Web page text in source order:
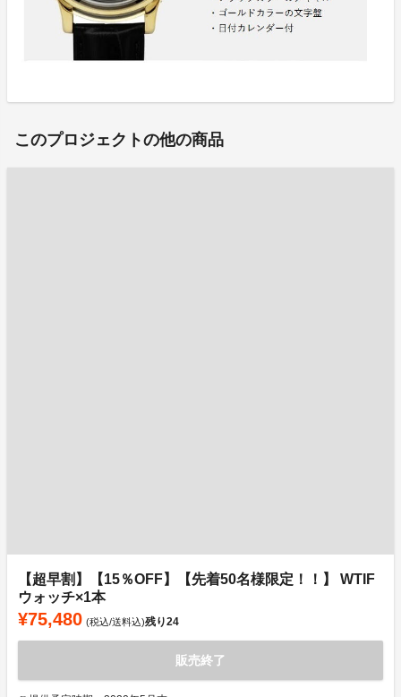
このプロジェクトの他の商品
【超早割】【15％OFF】【先着50名様限定！！】 WTIF
ウォッチ×1本
¥75,480 (税込/送料込)残り24
販売終了